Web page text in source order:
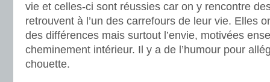
vie et celles-ci sont réussies car on y rencontre
retrouvent à l’un des carrefours de leur vie. Elles
des différences mais surtout l’envie, motivées
cheminement intérieur. Il y a de l’humour pour
chouette.